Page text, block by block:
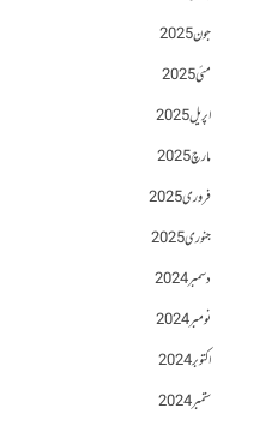
جون 2025
مئی 2025
اپریل 2025
مارچ 2025
فروری 2025
جنوری 2025
دسمبر 2024
نومبر 2024
اکتوبر 2024
ستمبر 2024